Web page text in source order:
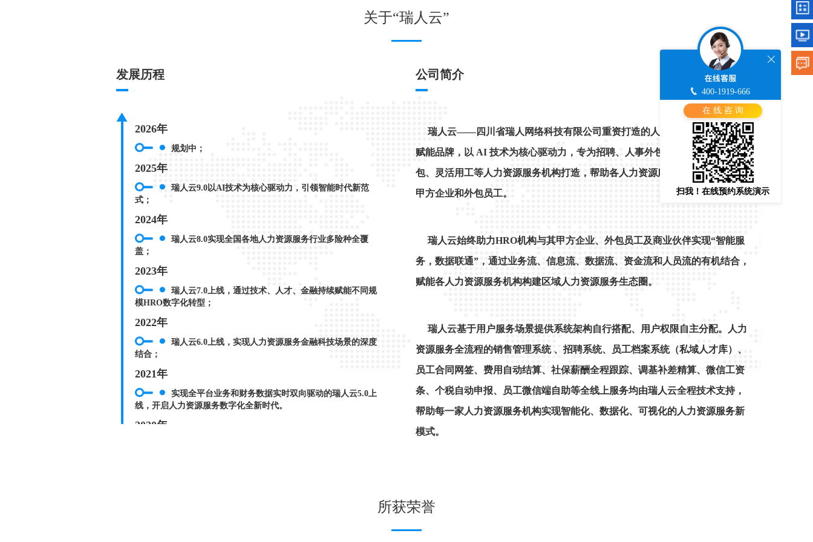
关于“瑞人云”
发展历程
2026年
规划中；
2025年
瑞人云9.0以AI技术为核心驱动力，引领智能时代新范
式；
2024年
瑞人云8.0实现全国各地人力资源服务行业多险种全覆
盖；
2023年
瑞人云7.0上线，通过技术、人才、金融持续赋能不同规
模HRO数字化转型；
2022年
瑞人云6.0上线，实现人力资源服务金融科技场景的深度
结合；
2021年
实现全平台业务和财务数据实时双向驱动的瑞人云5.0上
线，开启人力资源服务数字化全新时代。
2020年
公司简介
瑞人云——四川省瑞人网络科技有限公司重资打造的人力资源服务行业技术
赋能品牌，以 AI 技术为核心驱动力，专为招聘、人事外包、劳务派遣、岗位外
包、灵活用工等人力资源服务机构打造，帮助各人力资源服务机构更好服务其
甲方企业和外包员工。
瑞人云始终助力HRO机构与其甲方企业、外包员工及商业伙伴实现“智能服
务，数据联通”，通过业务流、信息流、数据流、资金流和人员流的有机结合，
赋能各人力资源服务机构构建区域人力资源服务生态圈。
瑞人云基于用户服务场景提供系统架构自行搭配、用户权限自主分配。人力
资源服务全流程的销售管理系统 、招聘系统、员工档案系统（私域人才库）、
员工合同网签、费用自动结算、社保薪酬全程跟踪、调基补差精算、微信工资
条、个税自动申报、员工微信端自助等全线上服务均由瑞人云全程技术支持，
帮助每一家人力资源服务机构实现智能化、数据化、可视化的人力资源服务新
模式。
所获荣誉
400-1919-666
在 线 咨 询
扫我！在线预约系统演示